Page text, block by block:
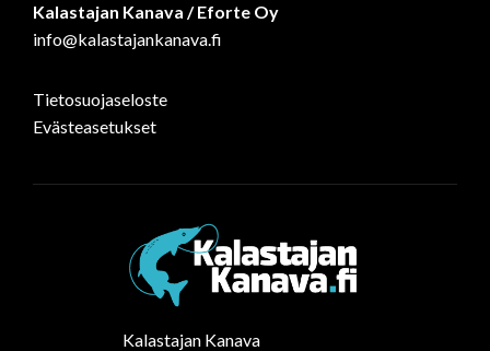
Kalastajan Kanava / Eforte Oy
info@kalastajankanava.fi
Tietosuojaseloste
Evästeasetukset
Kalastajan Kanava